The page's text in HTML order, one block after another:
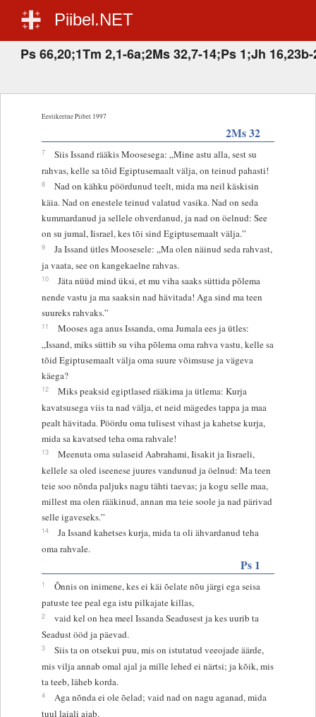
Piibel.NET
Ps 66,20;1Tm 2,1-6a;2Ms 32,7-14;Ps 1;Jh 16,23b-
Eestikeelne Piibel 1997
2Ms 32
7
Siis Issand rääkis Moosesega: „Mine astu alla, sest su
rahvas, kelle sa tõid Egiptusemaalt välja, on teinud pahasti!
8
Nad on kähku pöördunud teelt, mida ma neil käskisin
käia. Nad on enestele teinud valatud vasika. Nad on seda
kummardanud ja sellele ohverdanud, ja nad on öelnud: See
on su jumal, Iisrael, kes tõi sind Egiptusemaalt välja.”
9
Ja Issand ütles Moosesele: „Ma olen näinud seda rahvast,
ja vaata, see on kangekaelne rahvas.
10
Jäta nüüd mind üksi, et mu viha saaks süttida põlema
nende vastu ja ma saaksin nad hävitada! Aga sind ma teen
suureks rahvaks.”
11
Mooses aga anus Issanda, oma Jumala ees ja ütles:
„Issand, miks süttib su viha põlema oma rahva vastu, kelle sa
tõid Egiptusemaalt välja oma suure võimsuse ja vägeva
käega?
12
Miks peaksid egiptlased rääkima ja ütlema: Kurja
kavatsusega viis ta nad välja, et neid mägedes tappa ja maa
pealt hävitada. Pöördu oma tulisest vihast ja kahetse kurja,
mida sa kavatsed teha oma rahvale!
13
Meenuta oma sulaseid Aabrahami, Iisakit ja Iisraeli,
kellele sa oled iseenese juures vandunud ja öelnud: Ma teen
teie soo nõnda paljuks nagu tähti taevas; ja kogu selle maa,
millest ma olen rääkinud, annan ma teie soole ja nad pärivad
selle igaveseks.”
14
Ja Issand kahetses kurja, mida ta oli ähvardanud teha
oma rahvale.
Ps 1
1
Õnnis on inimene, kes ei käi õelate nõu järgi ega seisa
patuste tee peal ega istu pilkajate killas,
2
vaid kel on hea meel Issanda Seadusest ja kes uurib ta
Seadust ööd ja päevad.
3
Siis ta on otsekui puu, mis on istutatud veeojade äärde,
mis vilja annab omal ajal ja mille lehed ei närtsi; ja kõik, mis
ta teeb, läheb korda.
4
Aga nõnda ei ole õelad; vaid nad on nagu aganad, mida
tuul laiali ajab.